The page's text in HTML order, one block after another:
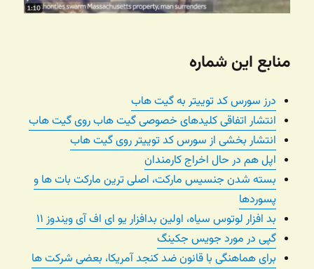
منابع این شماره
درز سورس کد توییتر به گیت هاب
انتشار اتفاقی کلیدهای خصوصی گیت هاب روی گیت هاب
انتشار بخشی از سورس کد توییتر روی گیت هاب
اپل هم در حال اخراج کارمندان
بسته شدن جنسیس مارکت، اصلی ترین مارکت بات ها و
پسوردها
بد افزار لوتوس سیاه، اولین بدافزار یو ای اف آی ویندوز ۱۱
گپی در مورد جویس جکینگ
برای هماهنگی با قانون ضد کنجد آمریکا، بعضی شرکت ها